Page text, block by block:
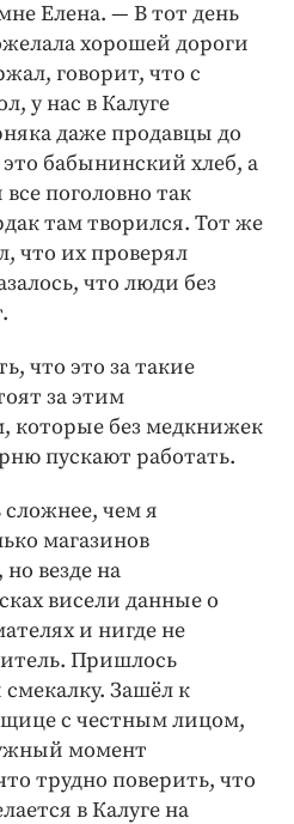
Елена. — ​В тот день
хорошей дороги
говорит, что с
у нас в Калуге
даже продавцы до
бабынинский хлеб, а
поголовно так
там творился. Тот же
что их проверял
что люди без
что это за такие
за этим
которые без медкнижек
пускают работать.
сложнее, чем я
магазинов
везде на
висели данные о
и нигде не
Пришлось
Зашёл к
с честным лицом,
момент
трудно поверить, что
в Калуге на